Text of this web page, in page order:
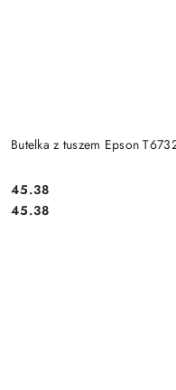
Butelka z tuszem Epson
Cena:
45.38
Cena:
45.38